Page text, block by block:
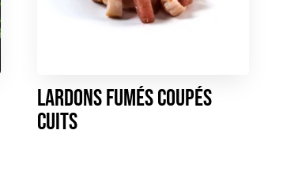
Lardons fumés coupés
cuits